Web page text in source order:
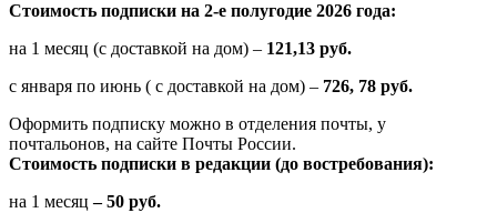
Стоимость подписки на 2-е полугодие 2026 года:
на 1 месяц (с доставкой на дом) – 121,13 руб.
с января по июнь ( с доставкой на дом) – 726, 78 руб.
Оформить подписку можно в отделения почты, у
почтальонов, на сайте Почты России.
Стоимость подписки в редакции (до востребования):
на 1 месяц – 50 руб.